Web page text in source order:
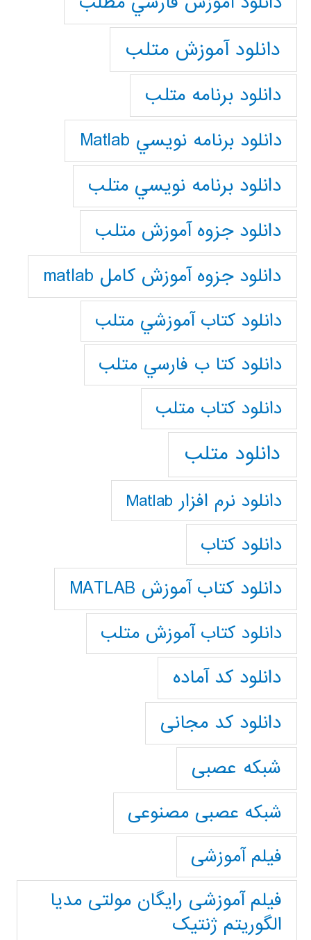
دانلود آموزش متلب
دانلود برنامه متلب
دانلود برنامه نويسي Matlab
دانلود برنامه نويسي متلب
دانلود جزوه آموزش متلب
دانلود جزوه آموزش کامل matlab
دانلود كتاب آموزشي متلب
دانلود كتا ب فارسي متلب
دانلود كتاب متلب
دانلود متلب
دانلود نرم افزار Matlab
دانلود کتاب
دانلود کتاب آموزش MATLAB
دانلود کتاب آموزش متلب
دانلود کد آماده
دانلود کد مجانی
شبکه عصبی
شبکه عصبی مصنوعی
فیلم آموزشی
فیلم آموزشی رایگان مولتی مدیا
الگوریتم ژنتیک